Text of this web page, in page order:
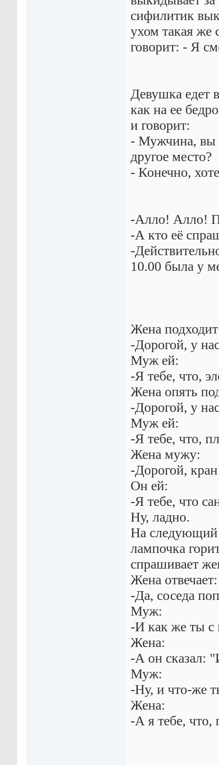
сифилитик
ухом такая же
говорит: - Я
Девушка едет
как на ее
и говорит:
- Мужчина, вы
другое место?
- Конечно,
-Алло! Алло!
-А кто её
-
10.00 была у
Жена
-Дорогой, у
Муж ей:
-Я тебе, что,
Жена опять
-Дорогой, у
Муж ей:
-Я тебе, что,
Жена мужу:
-Дорогой,
Он ей:
-Я тебе, что
Ну, ладно.
На следующий
лампочка
спрашивает
Жена отвечает:
-Да, соседа
Муж:
-И как же ты с
Жена:
-А он сказал:
Муж:
-Ну, и что-же
Жена:
-А я тебе, что,